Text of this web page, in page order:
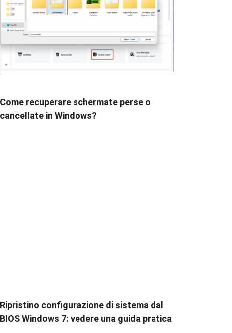
Come recuperare schermate perse o
cancellate in Windows?
Ripristino configurazione di sistema dal
BIOS Windows 7: vedere una guida pratica